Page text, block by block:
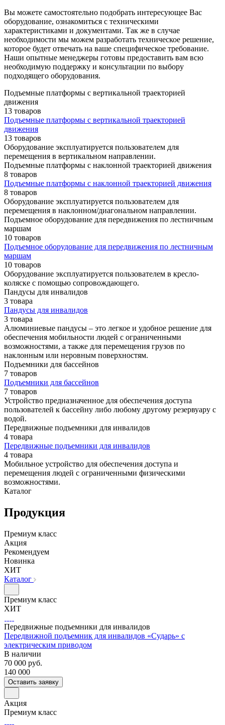
Вы можете самостоятельно подобрать интересующее Вас
оборудование, ознакомиться с техническими
характеристиками и документами. Так же в случае
необходимости мы можем разработать техническое решение,
которое будет отвечать на ваше специфическое требование.
Наши опытные менеджеры готовы предоставить вам всю
необходимую поддержку и консультации по выбору
подходящего оборудования.
Подъемные платформы с вертикальной траекторией
движения
13 товаров
Подъемные платформы с вертикальной траекторией
движения
13 товаров
Оборудование эксплуатируется пользователем для
перемещения в вертикальном направлении.
Подъемные платформы с наклонной траекторией движения
8 товаров
Подъемные платформы с наклонной траекторией движения
8 товаров
Оборудование эксплуатируется пользователем для
перемещения в наклонном/диагональном направлении.
Подъемное оборудование для передвижения по лестничным
маршам
10 товаров
Подъемное оборудование для передвижения по лестничным
маршам
10 товаров
Оборудование эксплуатируется пользователем в кресло-
коляске с помощью сопровождающего.
Пандусы для инвалидов
3 товара
Пандусы для инвалидов
3 товара
Алюминиевые пандусы – это легкое и удобное решение для
обеспечения мобильности людей с ограниченными
возможностями, а также для перемещения грузов по
наклонным или неровным поверхностям.
Подъемники для бассейнов
7 товаров
Подъемники для бассейнов
7 товаров
Устройство предназначенное для обеспечения доступа
пользователей к бассейну либо любому другому резервуару с
водой.
Передвижные подъемники для инвалидов
4 товара
Передвижные подъемники для инвалидов
4 товара
Мобильное устройство для обеспечения доступа и
перемещения людей с ограниченными физическими
возможностями.
Каталог
Продукция
Премиум класс
Акция
Рекомендуем
Новинка
ХИТ
Каталог
Премиум класс
ХИТ
Передвижные подъемники для инвалидов
Передвижной подъемник для инвалидов «Сударь» с
электрическим приводом
В наличии
70 000 руб.
140 000
Оставить заявку
Акция
Премиум класс